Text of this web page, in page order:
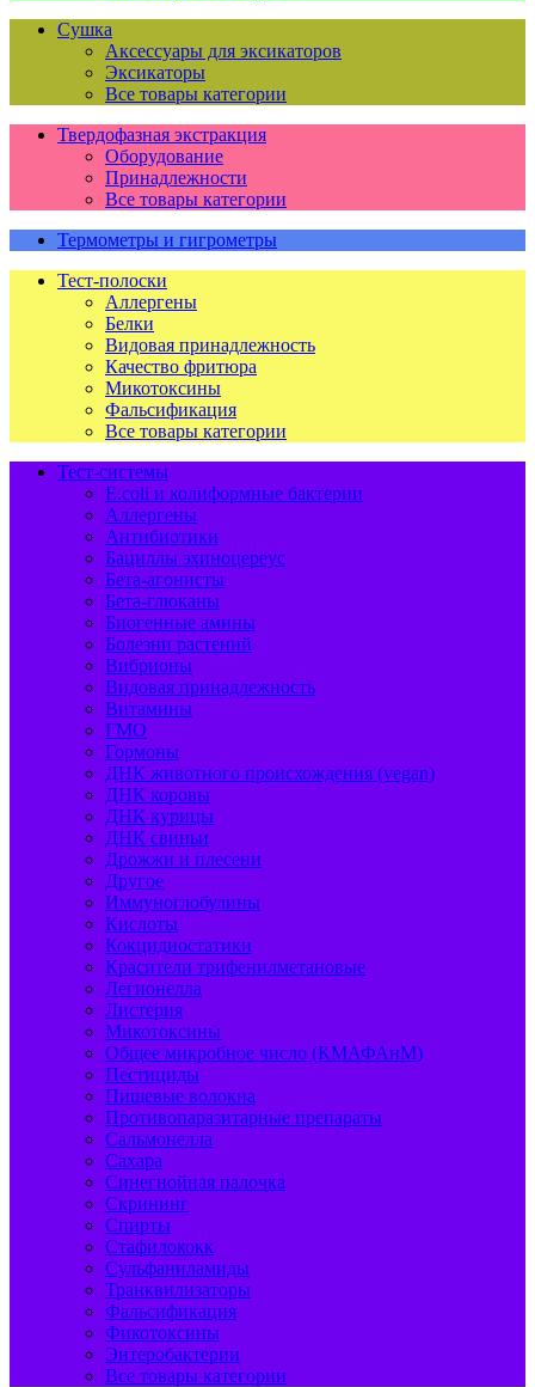
Сушка
Аксессуары для эксикаторов
Эксикаторы
Все товары категории
Твердофазная экстракция
Оборудование
Принадлежности
Все товары категории
Термометры и гигрометры
Тест-полоски
Аллергены
Белки
Видовая принадлежность
Качество фритюра
Микотоксины
Фальсификация
Все товары категории
Тест-системы
E.coli и колиформные бактерии
Аллергены
Антибиотики
Бациллы эхиноцереус
Бета-агонисты
Бета-глюканы
Биогенные амины
Болезни растений
Вибрионы
Видовая принадлежность
Витамины
ГМО
Гормоны
ДНК животного происхождения (vegan)
ДНК коровы
ДНК курицы
ДНК свиньи
Дрожжи и плесени
Другое
Иммуноглобулины
Кислоты
Кокцидиостатики
Красители трифенилметановые
Легионелла
Листерия
Микотоксины
Общее микробное число (КМАФАнМ)
Пестициды
Пищевые волокна
Противопаразитарные препараты
Сальмонелла
Сахара
Синегнойная палочка
Скрининг
Спирты
Стафилококк
Сульфаниламиды
Транквилизаторы
Фальсификация
Фикотоксины
Энтеробактерии
Все товары категории